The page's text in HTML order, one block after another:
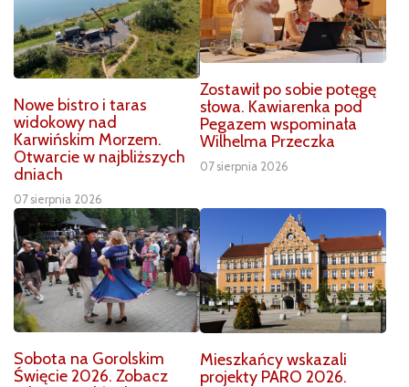
Nowe bistro i taras
widokowy nad
Karwińskim Morzem.
Otwarcie w najbliższych
dniach
07 sierpnia 2026
Zostawił po sobie potęgę
słowa. Kawiarenka pod
Pegazem wspominała
Wilhelma Przeczka
07 sierpnia 2026
Sobota na Gorolskim
Święcie 2026. Zobacz
Mieszkańcy wskazali
projekty PARO 2026.